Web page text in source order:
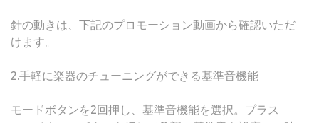
針の動きは、下記のプロモーション動画から確認いただ
けます。
2.手軽に楽器のチューニングができる基準音機能
モードボタンを2回押し、基準音機能を選択。プラス